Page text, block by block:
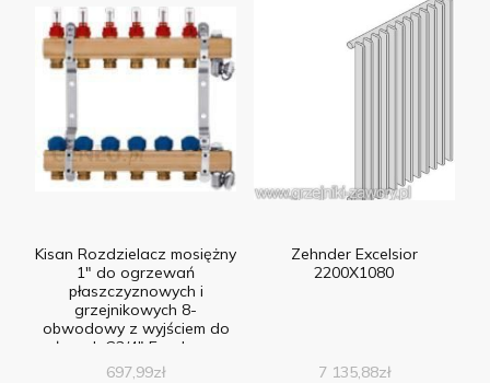
Kisan Rozdzielacz mosiężny
1″ do ogrzewań
płaszczyznowych i
grzejnikowych 8-
obwodowy z wyjściem do
złączek G3/4″ Eurokonus
[KRPT 08.20.12]
697,99zł
Zehnder Excelsior
2200X1080
7 135,88zł